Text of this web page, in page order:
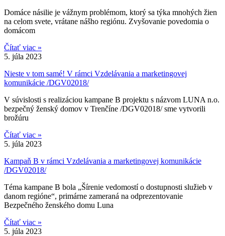
Domáce násilie je vážnym problémom, ktorý sa týka mnohých žien
na celom svete, vrátane nášho regiónu. Zvyšovanie povedomia o
domácom
Čítať viac »
5. júla 2023
Nieste v tom samé! V rámci Vzdelávania a marketingovej
komunikácie /DGV02018/
V súvislosti s realizáciou kampane B projektu s názvom LUNA n.o.
bezpečný ženský domov v Trenčíne /DGV02018/ sme vytvorili
brožúru
Čítať viac »
5. júla 2023
Kampaň B v rámci Vzdelávania a marketingovej komunikácie
/DGV02018/
Téma kampane B bola „Šírenie vedomostí o dostupnosti služieb v
danom regióne“, primárne zameraná na odprezentovanie
Bezpečného ženského domu Luna
Čítať viac »
5. júla 2023